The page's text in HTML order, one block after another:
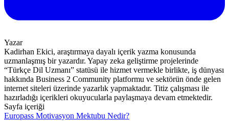
Yazar
Kadirhan Ekici, araştırmaya dayalı içerik yazma konusunda
uzmanlaşmış bir yazardır. Yapay zeka geliştirme projelerinde
“Türkçe Dil Uzmanı” statüsü ile hizmet vermekle birlikte, iş dünyası
hakkında Business 2 Community platformu ve sektörün önde gelen
internet siteleri üzerinde yazarlık yapmaktadır. Titiz çalışması ile
hazırladığı içerikleri okuyucularla paylaşmaya devam etmektedir.
Sayfa içeriği
Europass Motivasyon Mektubu Nedir?